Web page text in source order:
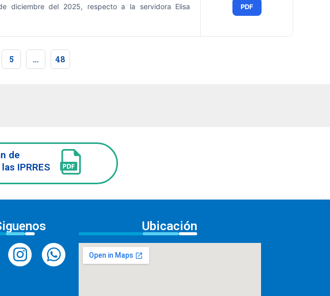
de diciembre del 2025, respecto a la servidora Elisa
PDF
5 … 48
de
IPRRES
Ubicación